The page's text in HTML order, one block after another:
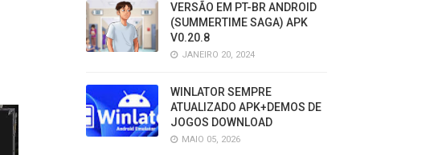
VERSÃO EM PT-BR ANDROID
(SUMMERTIME SAGA) APK
V0.20.8
JANEIRO 20, 2024
WINLATOR SEMPRE
ATUALIZADO APK+DEMOS DE
JOGOS DOWNLOAD
MAIO 05, 2026